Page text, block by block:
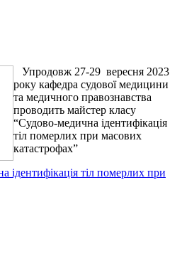
Упродовж 27-29 вересня 2023
року кафедра судової медицини
та медичного правознавства
проводить майстер класу
“Судово-медична ідентифікація
тіл померлих при масових
катастрофах”
ідентифікація тіл померлих при